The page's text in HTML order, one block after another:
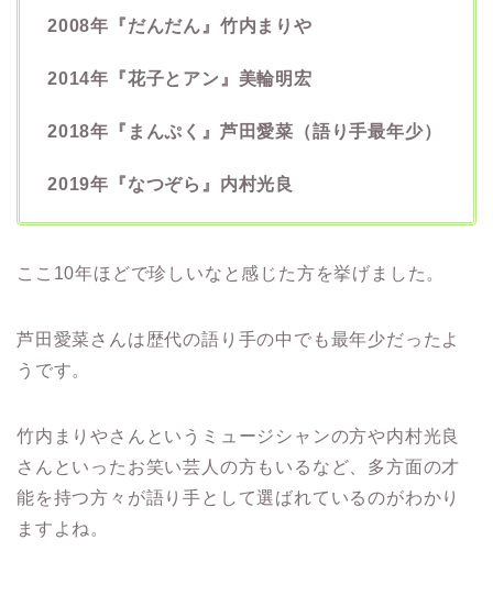
2008年『だんだん』竹内まりや
2014年『花子とアン』美輪明宏
2018年『まんぷく』芦田愛菜（語り手最年少）
2019年『なつぞら』内村光良
ここ10年ほどで珍しいなと感じた方を挙げました。
芦田愛菜さんは歴代の語り手の中でも最年少だったよ
うです。
竹内まりやさんというミュージシャンの方や内村光良
さんといったお笑い芸人の方もいるなど、多方面の才
能を持つ方々が語り手として選ばれているのがわかり
ますよね。